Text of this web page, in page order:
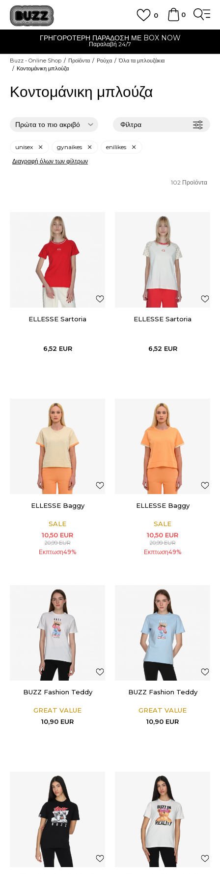
0
0
ΠΑΡΑΔΟΣΗ ΜΕ BOX NOW
Buzz - Online Shop Προϊόντα Ρούχα
Όλα τα μπλουζάκια
Κοντομάνικη μπλούζα
Κοντομάνικη μπλούζα
Φίλτρα
unisex gynaikes
enilikes
Διαγραφή όλων των φίλτρων
102 Προϊόντα
ELLESSE Sartoria
6,52 EUR
ELLESSE Sartoria
6,52 EUR
ELLESSE Baggy
SALE
10,50 EUR
20,99EUR
Εκπτωση49%
ELLESSE Baggy
SALE
10,50 EUR
20,99EUR
Εκπτωση49%
BUZZ Fashion Teddy
GREAT VALUE
10,90 EUR
BUZZ Fashion Teddy
GREAT VALUE
10,90 EUR